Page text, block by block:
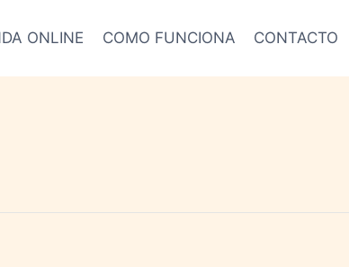
ONLINE COMO FUNCIONA CONTACTO